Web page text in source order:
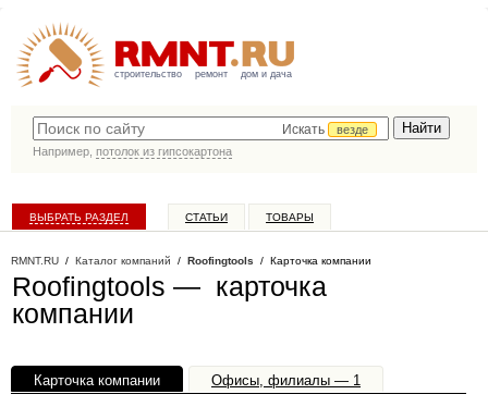
строительство ремонт дом и дача
Искать
везде
Например, потолок из гипсокартона
ВЫБРАТЬ РАЗДЕЛ СТАТЬИ ТОВАРЫ
RMNT.RU / Каталог компаний / Roofingtools / Карточка компании
Roofingtools — карточка
компании
Карточка компании Офисы, филиалы — 1